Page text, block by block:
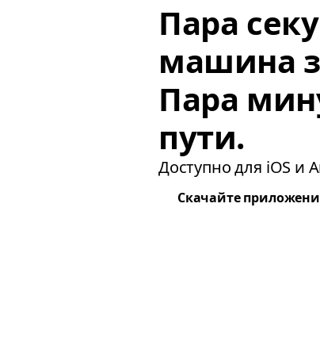
Пара
машина
Пара
пути.
Доступно для iOS и
Скачайте